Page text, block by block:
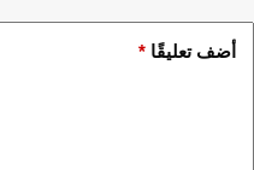
أضف تعليقًا *